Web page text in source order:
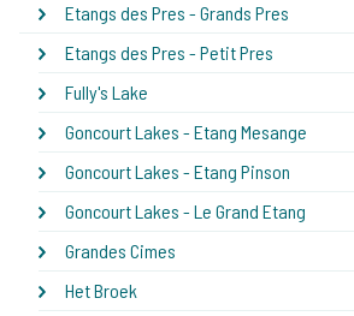
Etangs des Pres - Grands Pres
Etangs des Pres - Petit Pres
Fully's Lake
Goncourt Lakes - Etang Mesange
Goncourt Lakes - Etang Pinson
Goncourt Lakes - Le Grand Etang
Grandes Cimes
Het Broek